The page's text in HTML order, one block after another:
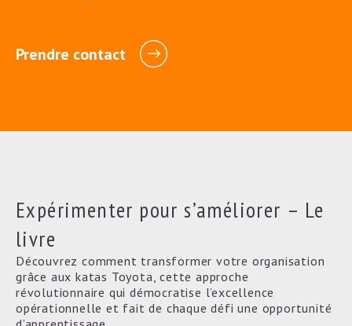
Prendre contact
Expérimenter pour s’améliorer – Le
livre
Découvrez comment transformer votre organisation
grâce aux katas Toyota, cette approche
révolutionnaire qui démocratise l’excellence
opérationnelle et fait de chaque défi une opportunité